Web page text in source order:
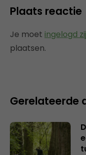
Plaats reactie
Je moet ingelogd
plaatsen.
Gerelateerde